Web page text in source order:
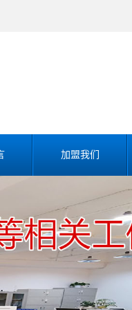
加盟我们